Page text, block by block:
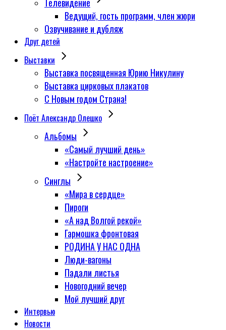
Ведущий, гость программ, член жюри
Озвучивание и дубляж
Друг детей
Выставки
Выставка посвященная Юрию Никулину
Выставка цирковых плакатов
С Новым годом Страна!
Поёт Александр Олешко
Альбомы
«Самый лучший день»
«Настройте настроение»
Синглы
«Мира в сердце»
Пироги
«А над Волгой рекой»
Гармошка фронтовая
РОДИНА У НАС ОДНА
Люди-вагоны
Падали листья
Новогодний вечер
Мой лучший друг
Интервью
Новости